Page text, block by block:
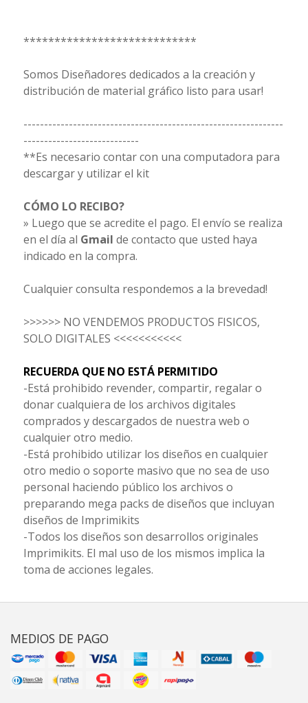
****************************
Somos Diseñadores dedicados a la creación y
distribución de material gráfico listo para usar!
---------------------------------------------------------------
----------------------------
**Es necesario contar con una computadora para
descargar y utilizar el kit
CÓMO LO RECIBO?
» Luego que se acredite el pago. El envío se realiza
en el día al Gmail de contacto que usted haya
indicado en la compra.
Cualquier consulta respondemos a la brevedad!
>>>>>> NO VENDEMOS PRODUCTOS FISICOS,
SOLO DIGITALES <<<<<<<<<<<
RECUERDA QUE NO ESTÁ PERMITIDO
-Está prohibido revender, compartir, regalar o
donar cualquiera de los archivos digitales
comprados y descargados de nuestra web o
cualquier otro medio.
-Está prohibido utilizar los diseños en cualquier
otro medio o soporte masivo que no sea de uso
personal haciendo público los archivos o
preparando mega packs de diseños que incluyan
diseños de Imprimikits
-Todos los diseños son desarrollos originales
Imprimikits. El mal uso de los mismos implica la
toma de acciones legales.
MEDIOS DE PAGO